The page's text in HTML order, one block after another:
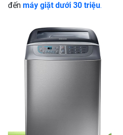
đến máy giặt dưới 30 triệu.